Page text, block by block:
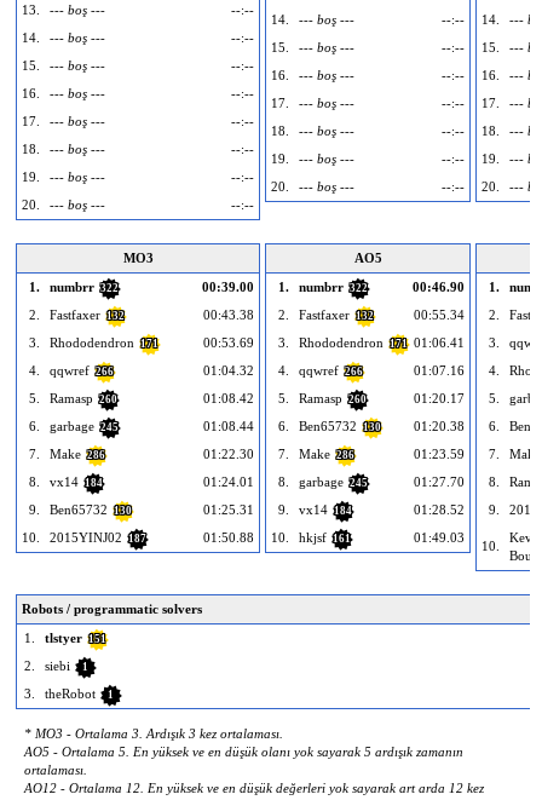
13.
--- boş ---
--:--
14.
--- boş ---
--:--
15.
--- boş ---
--:--
16.
--- boş ---
--:--
17.
--- boş ---
--:--
18.
--- boş ---
--:--
19.
--- boş ---
--:--
20.
--- boş --- --:--
14.
--- boş ---
--:--
15.
--- boş ---
--:--
16.
--- boş ---
--:--
17.
--- boş ---
--:--
18.
--- boş ---
--:--
19.
--- boş ---
--:--
20.
--- boş --- --:--
14.
---
15.
---
16.
---
17.
---
18.
---
19.
---
20.
---
MO3
1.
numbrr 322
00:39.00
2.
Fastfaxer 132
00:43.38
3.
Rhododendron 171
00:53.69
4.
qqwref 266
01:04.32
5.
Ramasp 260
01:08.42
6.
garbage 245
01:08.44
7.
Make 286
01:22.30
8.
vx14 184
01:24.01
9.
Ben65732 130
01:25.31
10.
2015YINJ02 187 01:50.88
AO5
1.
numbrr 322
00:46.90
2.
Fastfaxer 132
00:55.34
3.
Rhododendron 171 01:06.41
4.
qqwref 266
01:07.16
5.
Ramasp 260
01:20.17
6.
Ben65732 130
01:20.38
7.
Make 286
01:23.59
8.
garbage 245
01:27.70
9.
vx14 184
01:28.52
10.
hkjsf 161 01:49.03
1.
2.
3.
4.
5.
6.
7.
Make
8.
9.
10.
Kevin
Robots / programmatic solvers
1.
tlstyer 151
2. siebi 1
3. theRobot 1
* MO3 - Ortalama 3. Ardışık 3 kez ortalaması.
AO5 - Ortalama 5. En yüksek ve en düşük olanı yok sayarak 5 ardışık zamanın
ortalaması.
AO12 - Ortalama 12. En yüksek ve en düşük değerleri yok sayarak art arda 12 kez